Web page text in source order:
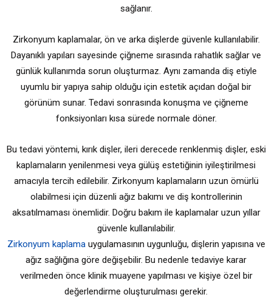
sağlanır.
Zirkonyum kaplamalar, ön ve arka dişlerde güvenle kullanılabilir.
Dayanıklı yapıları sayesinde çiğneme sırasında rahatlık sağlar ve
günlük kullanımda sorun oluşturmaz. Aynı zamanda diş etiyle
uyumlu bir yapıya sahip olduğu için estetik açıdan doğal bir
görünüm sunar. Tedavi sonrasında konuşma ve çiğneme
fonksiyonları kısa sürede normale döner.
Bu tedavi yöntemi, kırık dişler, ileri derecede renklenmiş dişler, eski
kaplamaların yenilenmesi veya gülüş estetiğinin iyileştirilmesi
amacıyla tercih edilebilir. Zirkonyum kaplamaların uzun ömürlü
olabilmesi için düzenli ağız bakımı ve diş kontrollerinin
aksatılmaması önemlidir. Doğru bakım ile kaplamalar uzun yıllar
güvenle kullanılabilir.
Zirkonyum kaplamauygulamasının uygunluğu, dişlerin yapısına ve
ağız sağlığına göre değişebilir. Bu nedenle tedaviye karar
verilmeden önce klinik muayene yapılması ve kişiye özel bir
değerlendirme oluşturulması gerekir.